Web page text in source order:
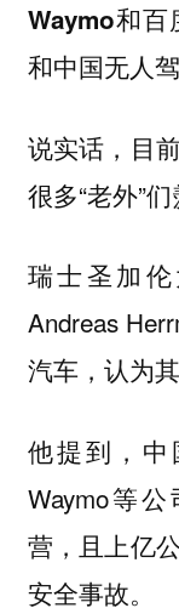
Waymo和百
和中国无人
说实话，目
很多“老外”们
瑞士圣加
Andreas
汽车，认为
他提到，
Waymo等
营，且上亿
安全事故。